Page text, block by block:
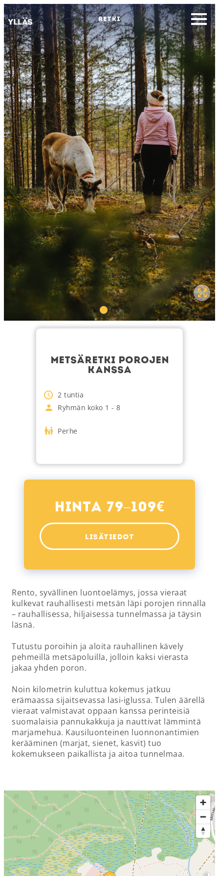
RETKI
METSÄRETKI POROJEN
KANSSA
2 tuntia
Ryhmän koko 1 - 8
Perhe
Hinta 79–109€
LISÄTIEDOT
Rento, syvällinen luontoelämys, jossa vieraat
kulkevat rauhallisesti metsän läpi porojen rinnalla
– rauhallisessa, hiljaisessa tunnelmassa ja täysin
läsnä.
Tutustu poroihin ja aloita rauhallinen kävely
pehmeillä metsäpoluilla, jolloin kaksi vierasta
jakaa yhden poron.
Noin kilometrin kuluttua kokemus jatkuu
erämaassa sijaitsevassa lasi-iglussa. Tulen äärellä
vieraat valmistavat oppaan kanssa perinteisiä
suomalaisia pannukakkuja ja nauttivat lämmintä
marjamehua. Kausiluonteinen luonnonantimien
kerääminen (marjat, sienet, kasvit) tuo